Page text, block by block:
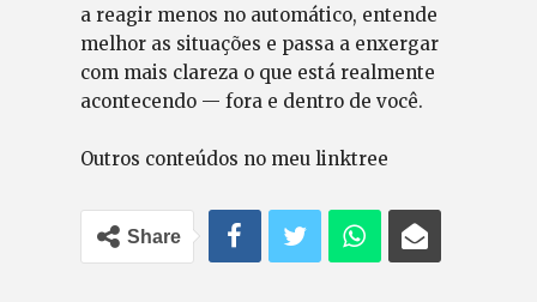
a reagir menos no automático, entende
melhor as situações e passa a enxergar
com mais clareza o que está realmente
acontecendo — fora e dentro de você.
Outros conteúdos no meu linktree
Share